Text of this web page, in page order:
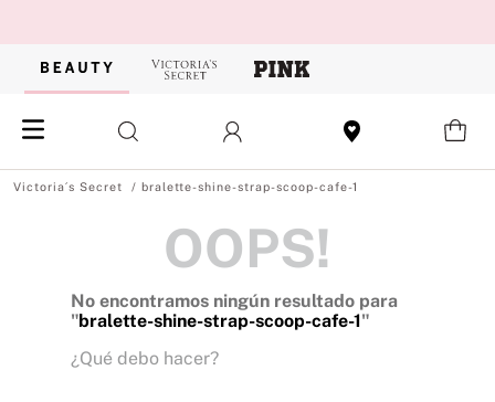
bralette-shine-strap-scoop-cafe-1
OOPS!
No encontramos ningún resultado para
"bralette-shine-strap-scoop-cafe-1"
¿Qué debo hacer?